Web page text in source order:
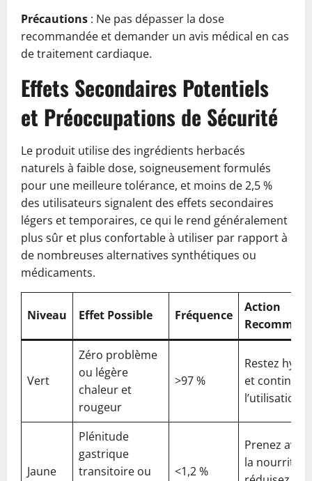
Précautions : Ne pas dépasser la dose
recommandée et demander un avis médical en cas
de traitement cardiaque.
Effets Secondaires Potentiels
et Préoccupations de Sécurité
Le produit utilise des ingrédients herbacés
naturels à faible dose, soigneusement formulés
pour une meilleure tolérance, et moins de 2,5 %
des utilisateurs signalent des effets secondaires
légers et temporaires, ce qui le rend généralement
plus sûr et plus confortable à utiliser par rapport à
de nombreuses alternatives synthétiques ou
médicaments.
Niveau Effet Possible Fréquence
Action
Vert
Zéro problème
ou légère
chaleur et
rougeur
>97 %
Restez
et continuez
l’utilisation
Jaune
Plénitude
gastrique
transitoire ou
<1,2 %
Prenez avec
la